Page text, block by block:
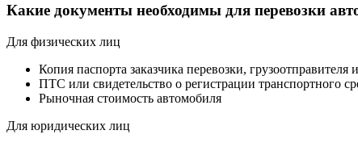
Какие документы необходимы для перевозки
Для физических лиц
Копия паспорта заказчика перевозки, грузоотправителя
ПТС или свидетельство о регистрации транспортного
Рыночная стоимость автомобиля
Для юридических лиц